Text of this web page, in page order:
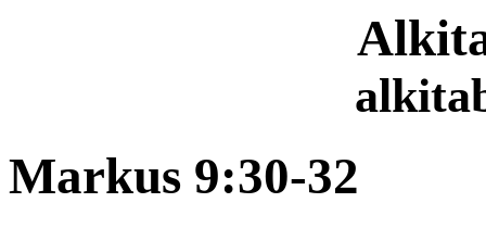
Markus 9:30-32